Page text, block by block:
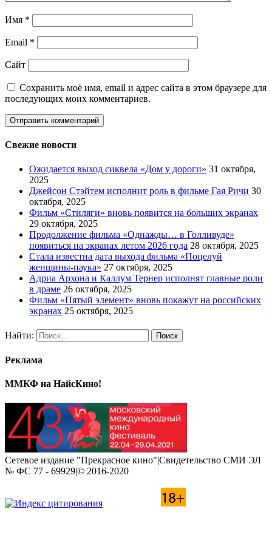
Имя *
Email *
Сайт
Сохранить моё имя, email и адрес сайта в этом браузере для
последующих моих комментариев.
Свежие новости
Ожидается выход сиквела «Дом у дороги» 31 октября,
2025
Джейсон Стэйтем исполнит роль в фильме Гая Ричи 30
октября, 2025
Фильм «Стиляги» вновь появится на больших экранах
29 октября, 2025
Продолжение фильма «Однажды… в Голливуде»
появиться на экранах летом 2026 года 28 октября, 2025
Стала известна дата выхода фильма «Поцелуй
женщины-паука» 27 октября, 2025
Адриа Архона и Каллум Тернер исполнят главные роли
в драме 26 октября, 2025
Фильм «Пятый элемент» вновь покажут на российских
экранах 25 октября, 2025
Найти:
Реклама
ММКФ на НайсКино!
Сетевое издание "Прекрасное кино"|Свидетельство СМИ ЭЛ
№ ФС 77 - 69929|© 2016-2020